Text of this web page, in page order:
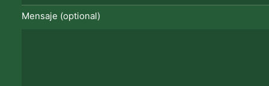
Mensaje (optional)